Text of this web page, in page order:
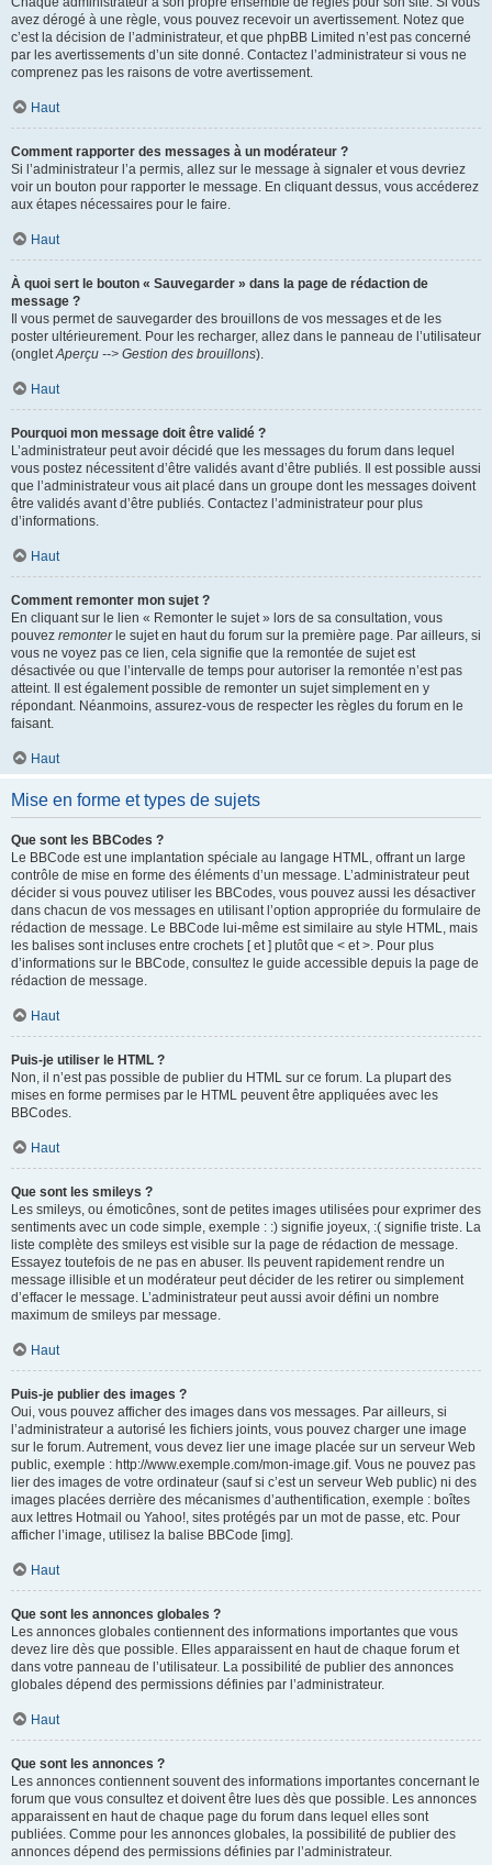
avez dérogé à une règle, vous pouvez recevoir un avertissement. Notez que
c’est la décision de l’administrateur, et que phpBB Limited n’est pas concerné
par les avertissements d’un site donné. Contactez l’administrateur si vous ne
comprenez pas les raisons de votre avertissement.
Haut
Comment rapporter des messages à un modérateur ?
Si l’administrateur l’a permis, allez sur le message à signaler et vous devriez
voir un bouton pour rapporter le message. En cliquant dessus, vous accéderez
aux étapes nécessaires pour le faire.
Haut
À quoi sert le bouton « Sauvegarder » dans la page de rédaction de
message ?
Il vous permet de sauvegarder des brouillons de vos messages et de les
poster ultérieurement. Pour les recharger, allez dans le panneau de l’utilisateur
(ongletAperçu --> Gestion des brouillons).
Haut
Pourquoi mon message doit être validé ?
L’administrateur peut avoir décidé que les messages du forum dans lequel
vous postez nécessitent d’être validés avant d’être publiés. Il est possible aussi
que l’administrateur vous ait placé dans un groupe dont les messages doivent
être validés avant d’être publiés. Contactez l’administrateur pour plus
d’informations.
Haut
Comment remonter mon sujet ?
En cliquant sur le lien « Remonter le sujet » lors de sa consultation, vous
pouvez remonterle sujet en haut du forum sur la première page. Par ailleurs, si
vous ne voyez pas ce lien, cela signifie que la remontée de sujet est
désactivée ou que l’intervalle de temps pour autoriser la remontée n’est pas
atteint. Il est également possible de remonter un sujet simplement en y
répondant. Néanmoins, assurez-vous de respecter les règles du forum en le
faisant.
Haut
Mise en forme et types de sujets
Que sont les BBCodes ?
Le BBCode est une implantation spéciale au langage HTML, offrant un large
contrôle de mise en forme des éléments d’un message. L’administrateur peut
décider si vous pouvez utiliser les BBCodes, vous pouvez aussi les désactiver
dans chacun de vos messages en utilisant l’option appropriée du formulaire de
rédaction de message. Le BBCode lui-même est similaire au style HTML, mais
les balises sont incluses entre crochets [ et ] plutôt que < et >. Pour plus
d’informations sur le BBCode, consultez le guide accessible depuis la page de
rédaction de message.
Haut
Puis-je utiliser le HTML ?
Non, il n’est pas possible de publier du HTML sur ce forum. La plupart des
mises en forme permises par le HTML peuvent être appliquées avec les
BBCodes.
Haut
Que sont les smileys ?
Les smileys, ou émoticônes, sont de petites images utilisées pour exprimer des
sentiments avec un code simple, exemple : :) signifie joyeux, :( signifie triste. La
liste complète des smileys est visible sur la page de rédaction de message.
Essayez toutefois de ne pas en abuser. Ils peuvent rapidement rendre un
message illisible et un modérateur peut décider de les retirer ou simplement
d’effacer le message. L’administrateur peut aussi avoir défini un nombre
maximum de smileys par message.
Haut
Puis-je publier des images ?
Oui, vous pouvez afficher des images dans vos messages. Par ailleurs, si
l’administrateur a autorisé les fichiers joints, vous pouvez charger une image
sur le forum. Autrement, vous devez lier une image placée sur un serveur Web
public, exemple : http://www.exemple.com/mon-image.gif. Vous ne pouvez pas
lier des images de votre ordinateur (sauf si c’est un serveur Web public) ni des
images placées derrière des mécanismes d’authentification, exemple : boîtes
aux lettres Hotmail ou Yahoo!, sites protégés par un mot de passe, etc. Pour
afficher l’image, utilisez la balise BBCode [img].
Haut
Que sont les annonces globales ?
Les annonces globales contiennent des informations importantes que vous
devez lire dès que possible. Elles apparaissent en haut de chaque forum et
dans votre panneau de l’utilisateur. La possibilité de publier des annonces
globales dépend des permissions définies par l’administrateur.
Haut
Que sont les annonces ?
Les annonces contiennent souvent des informations importantes concernant le
forum que vous consultez et doivent être lues dès que possible. Les annonces
apparaissent en haut de chaque page du forum dans lequel elles sont
publiées. Comme pour les annonces globales, la possibilité de publier des
annonces dépend des permissions définies par l’administrateur.